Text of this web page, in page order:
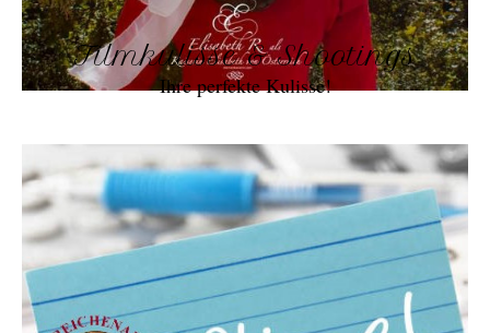
Filmkulisse & Shootings
Ihre perfekte Kulisse!